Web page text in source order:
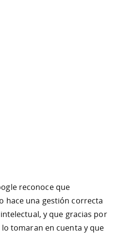
reconoce que
hace una gestión correcta
y que gracias por
lo tomaran en cuenta y que